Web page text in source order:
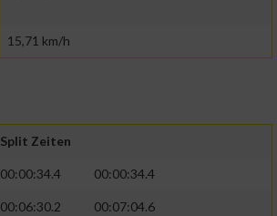
15,71 km/h
Split Zeiten
00:00:34.4 00:00:34.4
00:06:30.2 00:07:04.6